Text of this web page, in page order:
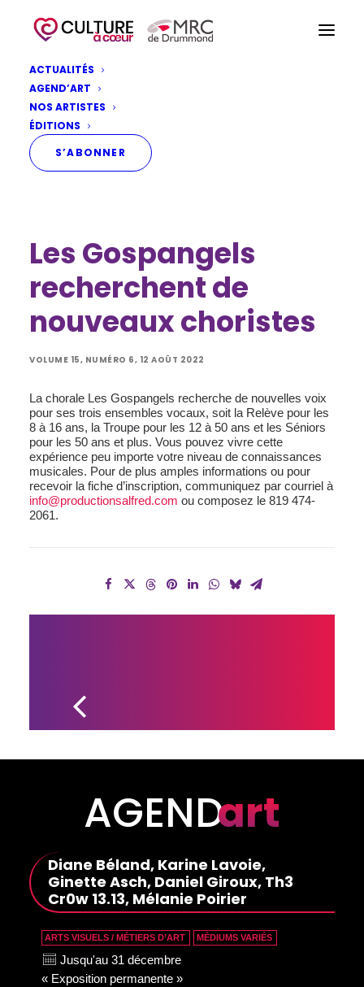
ACTUALITÉS
AGEND’ART
NOS ARTISTES
ÉDITIONS
S’ABONNER
Les Gospangels
recherchent de
nouveaux choristes
VOLUME 15, NUMÉRO 6, 12 AOÛT 2022
La chorale Les Gospangels recherche de nouvelles voix
pour ses trois ensembles vocaux, soit la Relève pour les
8 à 16 ans, la Troupe pour les 12 à 50 ans et les Séniors
pour les 50 ans et plus. Vous pouvez vivre cette
expérience peu importe votre niveau de connaissances
musicales. Pour de plus amples informations ou pour
recevoir la fiche d’inscription, communiquez par courriel à
info@productionsalfred.com ou composez le 819 474-
2061.
LA MATIÈRE
AGENDart
Diane Béland, Karine Lavoie,
Ginette Asch, Daniel Giroux, Th3
Cr0w 13.13, Mélanie Poirier
ARTS VISUELS / MÉTIERS D’ART MÉDIUMS VARIÉS
Jusqu'au 31 décembre
« Exposition permanente »